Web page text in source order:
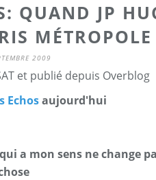
QUAND JP
MÉTROPOLE
2009
et publié depuis Overblog
Echosaujourd'hui
a mon sens ne change